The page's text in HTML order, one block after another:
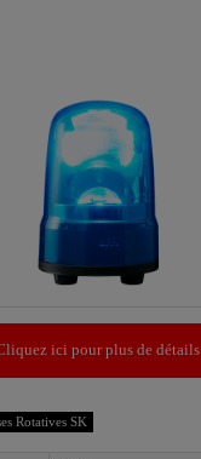
ici pour plus de détails
Rotatives SK